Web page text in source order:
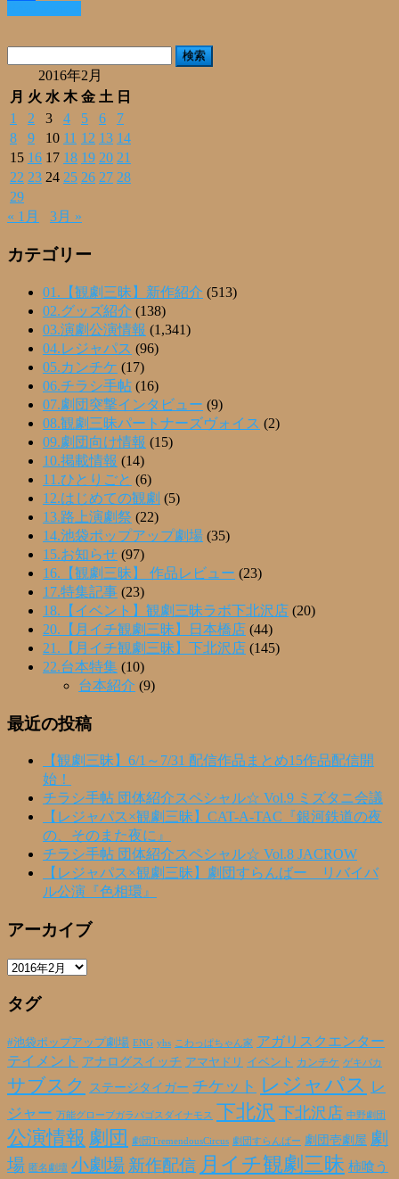
共
有
2016年2月
月 火 水 木 金 土 日
1
2 3 4 5 6
7
8
9 10 11 12 13 14
15 16 17 18 19 20 21
22 23 24 25 26 27 28
29
« 1月
3月 »
カテゴリー
01.【観劇三昧】新作紹介 (513)
02.グッズ紹介 (138)
03.演劇公演情報 (1,341)
04.レジャパス (96)
05.カンチケ (17)
06.チラシ手帖 (16)
07.劇団突撃インタビュー (9)
08.観劇三昧パートナーズヴォイス (2)
09.劇団向け情報 (15)
10.掲載情報 (14)
11.ひとりごと (6)
12.はじめての観劇 (5)
13.路上演劇祭 (22)
14.池袋ポップアップ劇場 (35)
15.お知らせ (97)
16.【観劇三昧】 作品レビュー (23)
17.特集記事 (23)
18.【イベント】観劇三昧ラボ下北沢店 (20)
20.【月イチ観劇三昧】日本橋店 (44)
21.【月イチ観劇三昧】下北沢店 (145)
22.台本特集 (10)
台本紹介 (9)
最近の投稿
【観劇三昧】6/1～7/31 配信作品まとめ15作品配信開
始！
チラシ手帖 団体紹介スペシャル☆ Vol.9 ミズタニ会議
【レジャパス×観劇三昧】CAT-A-TAC『銀河鉄道の夜
の、そのまた夜に』
チラシ手帖 団体紹介スペシャル☆ Vol.8 JACROW
【レジャパス×観劇三昧】劇団すらんばー リバイバ
ル公演『色相環』
アーカイブ
ア
カ
ブ
タグ
#池袋ポップアップ劇場 ENG yhs こわっぱちゃん家 アガリスクエンター
テイメント アナログスイッチ アマヤドリ イベント カンチケ ゲキバカ
サブスク ステージタイガー チケット レジャパス レ
ジャー 万能グローブガラパゴスダイナモス 下北沢 下北沢店 中野劇団
公演情報 劇団 劇団TremendousCircus 劇団すらんばー 劇団壱劇屋 劇
場 匿名劇壇 小劇場 新作配信 月イチ観劇三昧 柿喰う